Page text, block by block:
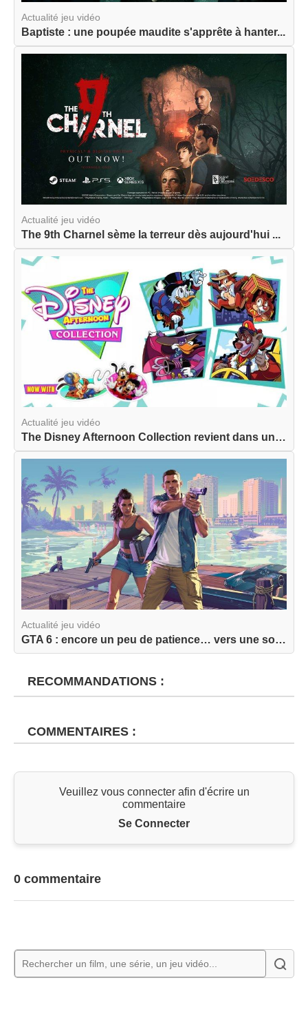
Actualité jeu vidéo
Baptiste : une poupée maudite s'apprête à hanter...
Actualité jeu vidéo
The 9th Charnel sème la terreur dès aujourd'hui ...
Actualité jeu vidéo
The Disney Afternoon Collection revient dans une...
Actualité jeu vidéo
GTA 6 : encore un peu de patience… vers une sort...
RECOMMANDATIONS :
COMMENTAIRES :
Veuillez vous connecter afin d'écrire un
commentaire
Se Connecter
0 commentaire